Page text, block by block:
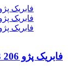
دزدگیر تصویری چیرکار,Chaircar FX3 فابریک پژو 206